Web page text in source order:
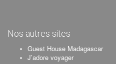
Nos autres sites
Guest House Madagascar
J’adore voyager